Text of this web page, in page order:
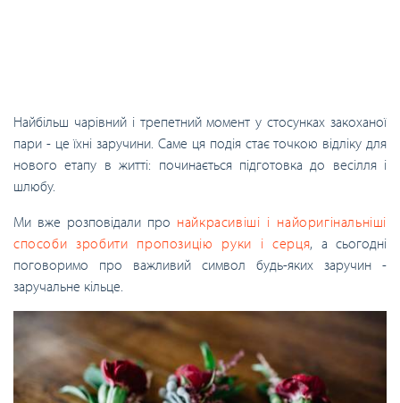
Найбільш чарівний і трепетний момент у стосунках закоханої
пари - це їхні заручини. Саме ця подія стає точкою відліку для
нового етапу в житті: починається підготовка до весілля і
шлюбу.
Ми вже розповідали про найкрасивіші і найоригінальніші
способи зробити пропозицію руки і серця, а сьогодні
поговоримо про важливий символ будь-яких заручин -
заручальне кільце.